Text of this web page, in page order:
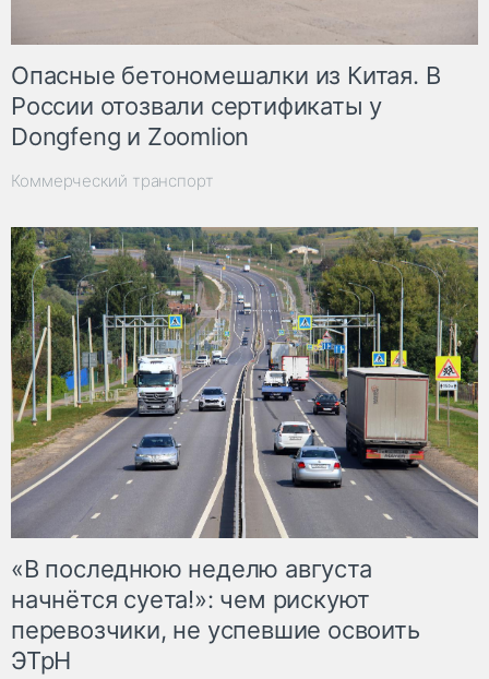
Опасные бетономешалки из Китая. В
России отозвали сертификаты у
Dongfeng и Zoomlion
Коммерческий транспорт
«В последнюю неделю августа
начнётся суета!»: чем рискуют
перевозчики, не успевшие освоить
ЭТрН